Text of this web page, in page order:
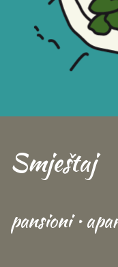
Smještaj
pansioni •